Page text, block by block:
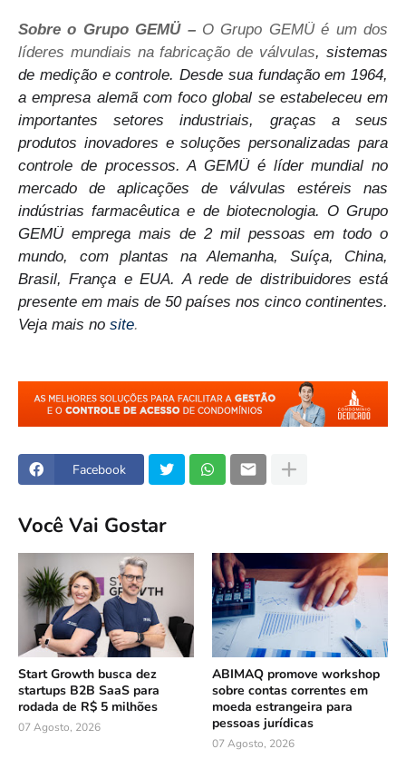
Sobre o Grupo GEMÜ –O Grupo GEMÜ é um dos
líderes mundiais na fabricação de válvulas, sistemas
de medição e controle. Desde sua fundação em 1964,
a empresa alemã com foco global se estabeleceu em
importantes setores industriais, graças a seus
produtos inovadores e soluções personalizadas para
controle de processos. A GEMÜ é líder mundial no
mercado de aplicações de válvulas estéreis nas
indústrias farmacêutica e de biotecnologia. O Grupo
GEMÜ emprega mais de 2 mil pessoas em todo o
mundo, com plantas na Alemanha, Suíça, China,
Brasil, França e EUA. A rede de distribuidores está
presente em mais de 50 países nos cinco continentes.
Veja mais no site.
Facebook
Você Vai Gostar
Start Growth busca dez
startups B2B SaaS para
rodada de R$ 5 milhões
07 Agosto, 2026
ABIMAQ promove workshop
sobre contas correntes em
moeda estrangeira para
pessoas jurídicas
07 Agosto, 2026